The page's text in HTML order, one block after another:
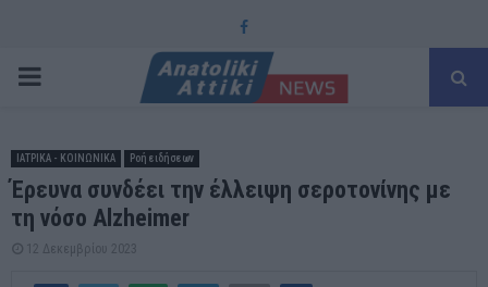
Facebook
PRIMARY
ΙΑΤΡΙΚΑ - ΚΟΙΝΩΝΙΚΑ Ροή ειδήσεων
Έρευνα συνδέει την έλλειψη σεροτονίνης με
τη νόσο Alzheimer
12 Δεκεμβρίου 2023